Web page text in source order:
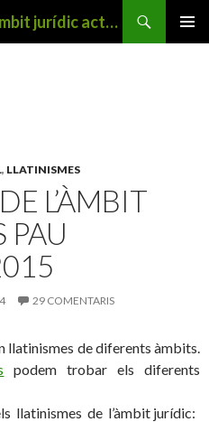
El dret romà i el llatí en l'àmbit jurídic actual
, LLATINISMES
L’ÀMBIT
PAU
29 COMENTARIS
llatinismes de diferents àmbits.
podem trobar els diferents
llatinismes de l’àmbit jurídic: